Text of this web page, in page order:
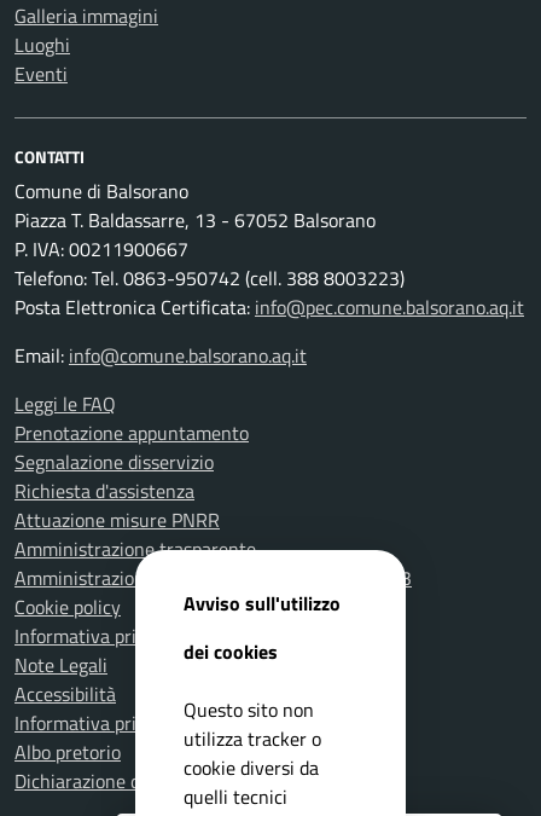
Galleria immagini
Luoghi
Eventi
CONTATTI
Comune di Balsorano
Piazza T. Baldassarre, 13 - 67052 Balsorano
P. IVA: 00211900667
Telefono: Tel. 0863-950742 (cell. 388 8003223)
Posta Elettronica Certificata: info@pec.comune.balsorano.aq.it
Email: info@comune.balsorano.aq.it
Leggi le FAQ
Prenotazione appuntamento
Segnalazione disservizio
Richiesta d'assistenza
Attuazione misure PNRR
Amministrazione trasparente
Amministrazione Trasparente fino al 31.12.2023
Cookie policy
Informativa privacy
Note Legali
Accessibilità
Informativa privacy Videosorveglianza
Albo pretorio
Dichiarazione di accessibilità
Avviso sull'utilizzo
dei cookies
Questo sito non
utilizza tracker o
cookie diversi da
quelli tecnici